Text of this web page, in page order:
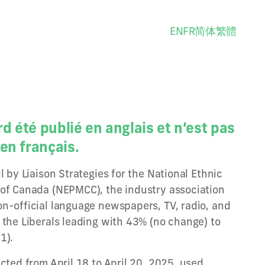
ENFR简体繁體
été publié en anglais et n’est pas
français.
by Liaison Strategies for the National Ethnic
Canada (NEPMCC), the industry association
official language newspapers, TV, radio, and
Liberals leading with 43% (no change) to